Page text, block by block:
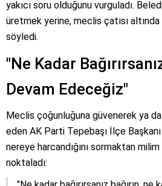
yakıcı soru olduğunu vurguladı.
üretmek yerine, meclis çatısı
söyledi.
"Ne Kadar
Devam Edeceğiz"
Meclis çoğunluğuna güvenerek ya
eden AK Parti Tepebaşı İlçe
nereye harcandığını sormaktan
noktaladı: